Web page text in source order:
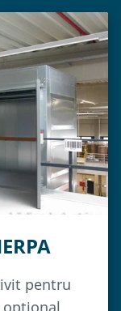
pentru
opțional